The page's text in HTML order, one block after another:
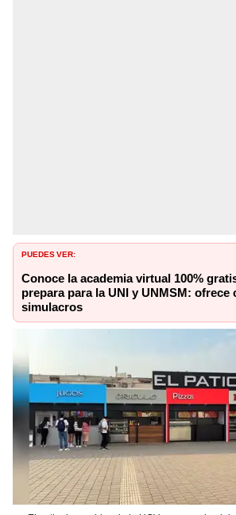
PUEDES VER:
Conoce la academia virtual 100%
prepara para la UNI y UNMSM: ofrece
simulacros